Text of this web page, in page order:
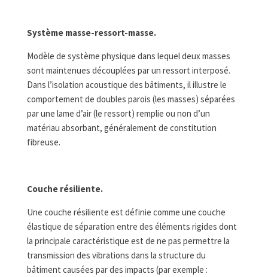
Système masse-ressort-masse.
Modèle de système physique dans lequel deux masses
sont maintenues découplées par un ressort interposé.
Dans l’isolation acoustique des bâtiments, il illustre le
comportement de doubles parois (les masses) séparées
par une lame d’air (le ressort) remplie ou non d’un
matériau absorbant, généralement de constitution
fibreuse.
Couche résiliente.
Une couche résiliente est définie comme une couche
élastique de séparation entre des éléments rigides dont
la principale caractéristique est de ne pas permettre la
transmission des vibrations dans la structure du
bâtiment causées par des impacts (par exemple :